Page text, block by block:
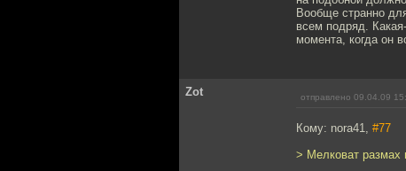
Вообще странно
всем подряд.
момента, когда он
Zot отправлено 09.04.09
Кому: nora41, #77
> Мелковат размах